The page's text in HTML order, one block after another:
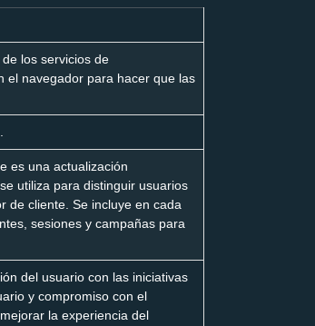
los servicios de
el navegador para hacer que las
es una actualización
utiliza para distinguir usuarios
de cliente. Se incluye en cada
sesiones y campañas para
del usuario con las iniciativas
y compromiso con el
la experiencia del